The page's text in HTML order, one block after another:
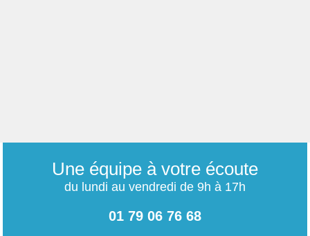
Une équipe à votre écoute
du lundi au vendredi de 9h à 17h
01 79 06 76 68